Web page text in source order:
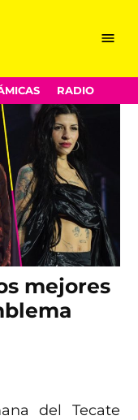
Menu
RADIO
mejores
del Tecate